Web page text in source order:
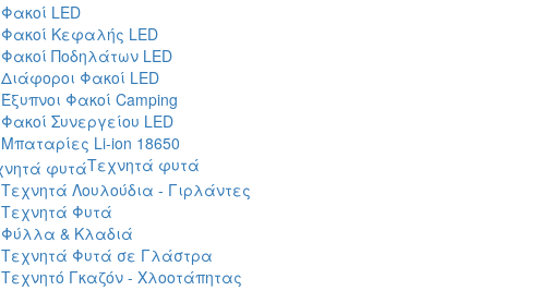
Φακοί LED
Φακοί Κεφαλής LED
Φακοί Ποδηλάτων LED
Διάφοροι Φακοί LED
Έξυπνοι Φακοί Camping
Φακοί Συνεργείου LED
Μπαταρίες Li-ion 18650
Τεχνητά φυτά
Τεχνητά Λουλούδια - Γιρλάντες
Τεχνητά Φυτά
Φύλλα & Κλαδιά
Τεχνητά Φυτά σε Γλάστρα
Τεχνητό Γκαζόν - Χλοοτάπητας